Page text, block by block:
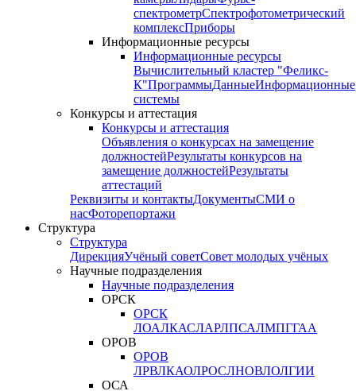
спектрометрСпектрофотометрический
комплексПриборы
Информационные ресурсы
Информационные ресурсы
Вычислительный кластер "Феликс-
К"ПрограммыДанныеИнформационные
системы
Конкурсы и аттестация
Конкурсы и аттестация
Объявления о конкурсах на замещение
должностейРезультаты конкурсов на
замещение должностейРезультаты
аттестаций
Реквизиты и контактыДокументыСМИ о
насФоторепортажи
Структура
Структура
ДирекцияУчёный советСовет молодых учёных
Научные подразделения
Научные подразделения
ОРСК
ОРСК
ЛОАЛКАСЛАРЛПСАЛМПГГАА
ОРОВ
ОРОВ
ЛРВЛКАОЛРОСЛНОВЛОЛГИИ
ОСА